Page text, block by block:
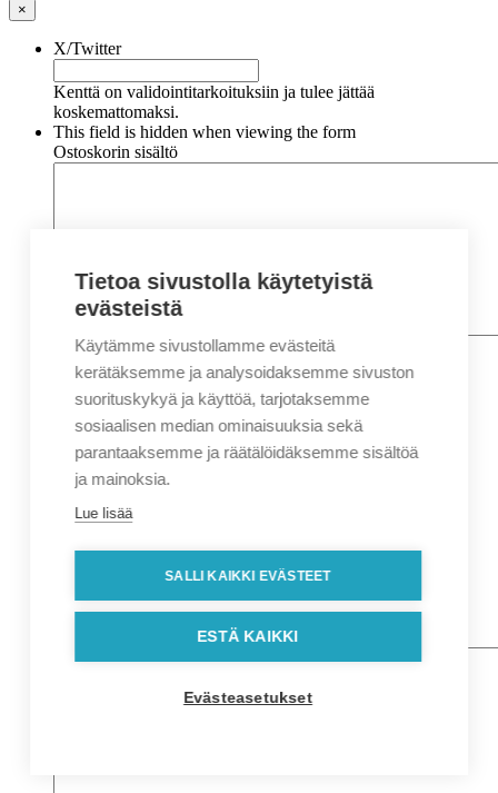
×
X/Twitter
Kenttä on validointitarkoituksiin ja tulee jättää
koskemattomaksi.
This field is hidden when viewing the form
Ostoskorin sisältö
Nimi*
Etunimi
Sukunimi
Sähköposti*
Puhelin*
Osoitetiedot
Lähiosoite
Postinumero
Tietoa sivustolla käytetyistä
evästeistä
Käytämme sivustollamme evästeitä
kerätäksemme ja analysoidaksemme sivuston
suorituskykyä ja käyttöä, tarjotaksemme
sosiaalisen median ominaisuuksia sekä
parantaaksemme ja räätälöidäksemme sisältöä
ja mainoksia.
Lue lisää
SALLI KAIKKI EVÄSTEET
ESTÄ KAIKKI
Evästeasetukset